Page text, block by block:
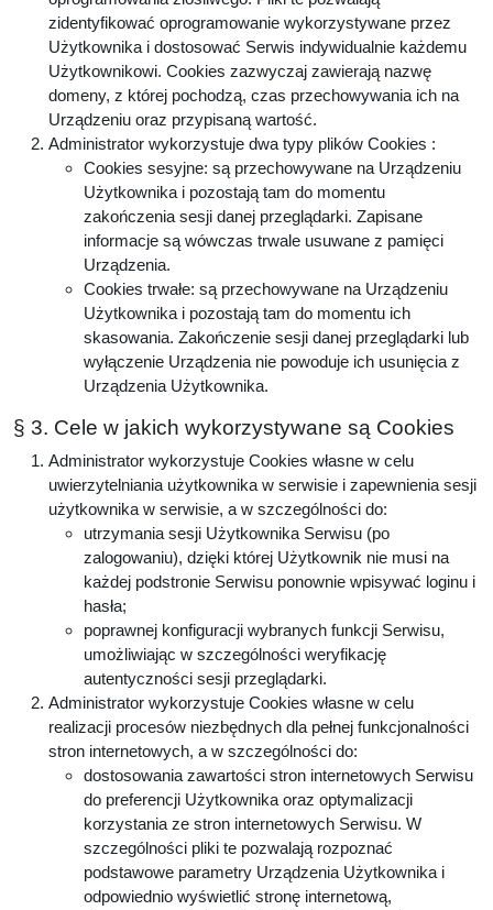
zidentyfikować oprogramowanie wykorzystywane przez
Użytkownika i dostosować Serwis indywidualnie każdemu
Użytkownikowi. Cookies zazwyczaj zawierają nazwę
domeny, z której pochodzą, czas przechowywania ich na
Urządzeniu oraz przypisaną wartość.
Administrator wykorzystuje dwa typy plików Cookies :
Cookies sesyjne: są przechowywane na Urządzeniu
Użytkownika i pozostają tam do momentu
zakończenia sesji danej przeglądarki. Zapisane
informacje są wówczas trwale usuwane z pamięci
Urządzenia.
Cookies trwałe: są przechowywane na Urządzeniu
Użytkownika i pozostają tam do momentu ich
skasowania. Zakończenie sesji danej przeglądarki lub
wyłączenie Urządzenia nie powoduje ich usunięcia z
Urządzenia Użytkownika.
§ 3. Cele w jakich wykorzystywane są Cookies
Administrator wykorzystuje Cookies własne w celu
uwierzytelniania użytkownika w serwisie i zapewnienia sesji
użytkownika w serwisie, a w szczególności do:
utrzymania sesji Użytkownika Serwisu (po
zalogowaniu), dzięki której Użytkownik nie musi na
każdej podstronie Serwisu ponownie wpisywać loginu i
hasła;
poprawnej konfiguracji wybranych funkcji Serwisu,
umożliwiając w szczególności weryfikację
autentyczności sesji przeglądarki.
Administrator wykorzystuje Cookies własne w celu
realizacji procesów niezbędnych dla pełnej funkcjonalności
stron internetowych, a w szczególności do:
dostosowania zawartości stron internetowych Serwisu
do preferencji Użytkownika oraz optymalizacji
korzystania ze stron internetowych Serwisu. W
szczególności pliki te pozwalają rozpoznać
podstawowe parametry Urządzenia Użytkownika i
odpowiednio wyświetlić stronę internetową,